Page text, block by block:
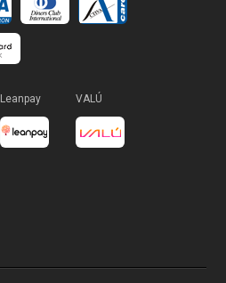
Leanpay VALÚ